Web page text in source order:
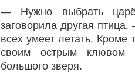
— Нужно выбрать
заговорила другая
всех умеет летать. Кроме
своим острым клювом
большого зверя.